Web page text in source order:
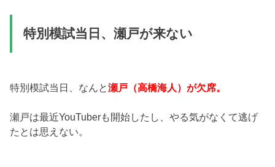
特別模試当日、瀬戸が来ない
特別模試当日、なんと瀬戸（高橋海人）が欠席。
瀬戸は最近YouTuberも開始したし、やる気がなくて逃げ
たとは思えない。